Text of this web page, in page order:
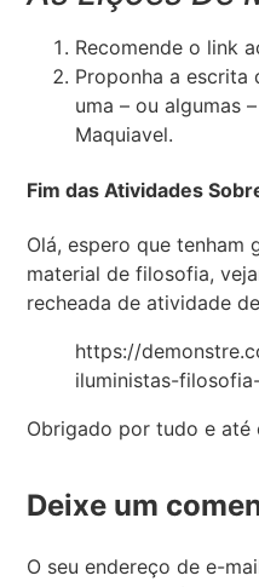
Recomende o link
Proponha a escrita
uma – ou algumas
Maquiavel.
Fim das Atividades
Olá, espero que tenham
material de filosofia,
recheada de atividade
https://
iluministas-
Obrigado por tudo e até
Deixe um
O seu endereço de e-